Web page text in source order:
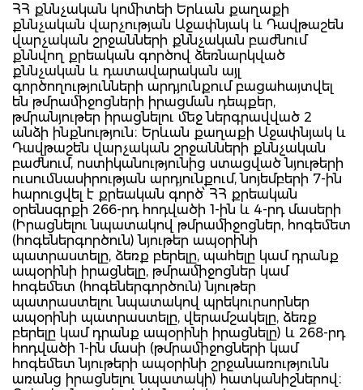
ՀՀ քննչական կոմիտեի Երևան քաղաքի
քննչական վարչության Աջափնյակ և Դավթաշեն
վարչական շրջանների քննչական բաժնում
քննվող քրեական գործով ձեռնարկված
քննչական և դատավարական այլ
գործողությունների արդյունքում բացահայտվել
են թմրամիջոցների իրացման դեպքեր,
թմրանյութեր իրացնելու մեջ ներգրավված 2
անձի ինքնություն։ Երևան քաղաքի Աջափնյակ և
Դավթաշեն վարչական շրջանների քննչական
բաժնում, ոստիկանությունից ստացված նյութերի
ուսումնասիրության արդյունքում, նոյեմբերի 7-ին
հարուցվել է քրեական գործ՝ ՀՀ քրեական
օրենսգրքի 266-րդ հոդվածի 1-ին և 4-րդ մասերի
(Իրացնելու նպատակով թմրամիջոցներ, հոգեմետ
(հոգեներգործուն) նյութեր ապօրինի
պատրաստելը, ձեռք բերելը, պահելը կամ դրանք
ապօրինի իրացնելը, թմրամիջոցներ կամ
հոգեմետ (հոգեներգործուն) նյութեր
պատրաստելու նպատակով պրեկուրսորներ
ապօրինի պատրաստելը, վերամշակելը, ձեռք
բերելը կամ դրանք ապօրինի իրացնելը) և 268-րդ
հոդվածի 1-ին մասի (թմրամիջոցների կամ
հոգեմետ նյութերի ապօրինի շրջանառությունն
առանց իրացնելու նպատակի) հատկանիշներով։